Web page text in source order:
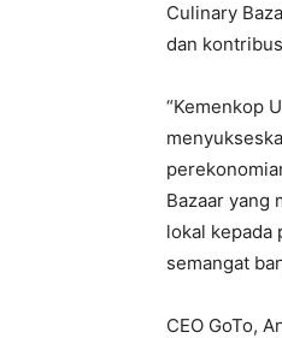
Culinary
dan
“Kemenkop
Bazaar yang
lokal kepada
semangat
CEO GoTo,